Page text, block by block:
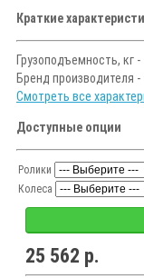
Краткие
Грузоподъемность, кг -
Бренд производителя -
Смотреть все
Доступные опции
Ролики
Колеса
25 562 р.